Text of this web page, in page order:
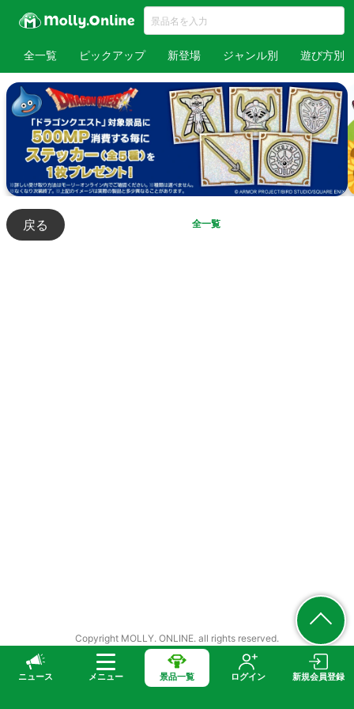
ニュース メニュー 景品一覧 ログイン 新規会員登録
全一覧 ピックアップ 新登場 ジャンル別 遊び方別
戻る 全一覧
Copyright MOLLY. ONLINE. all rights reserved.